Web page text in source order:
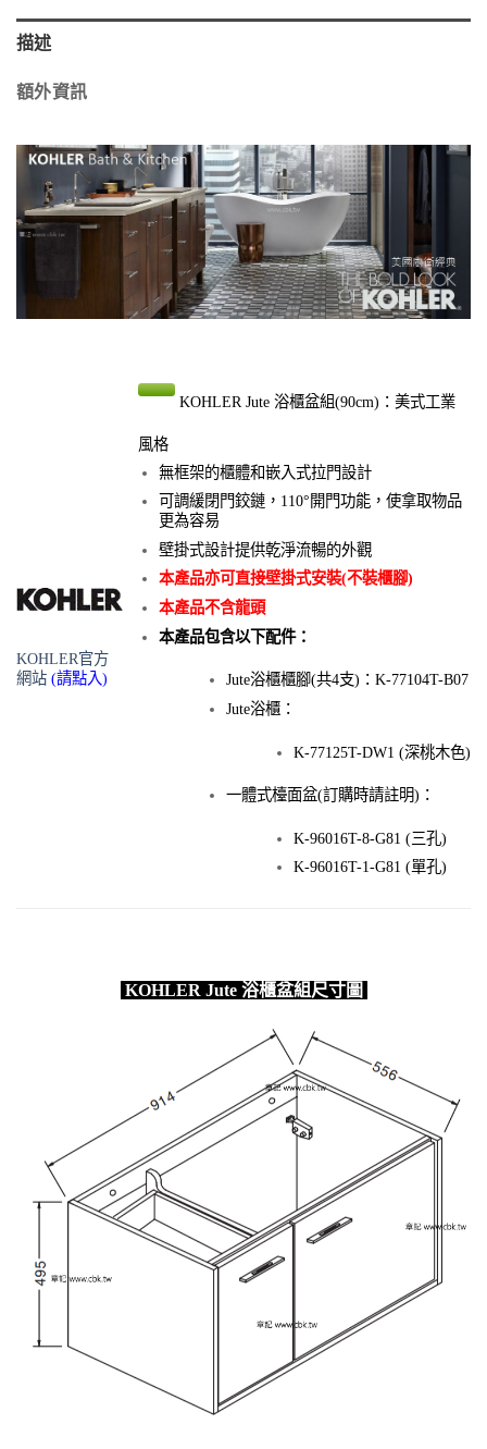
描述
額外資訊
KOHLER官方
網站 (請點入)
KOHLER Jute 浴櫃盆組(90cm)：美式工業
風格
無框架的櫃體和嵌入式拉門設計
可調緩閉門鉸鏈，110°開門功能，使拿取物品
更為容易
壁掛式設計提供乾淨流暢的外觀
本產品亦可直接壁掛式安裝(不裝櫃腳)
本產品不含龍頭
本產品包含以下配件：
Jute浴櫃櫃腳(共4支)：K-77104T-B07
Jute浴櫃：
K-77125T-DW1 (深桃木色)
一體式檯面盆(訂購時請註明)：
K-96016T-8-G81 (三孔)
K-96016T-1-G81 (單孔)
KOHLER Jute 浴櫃盆組尺寸圖